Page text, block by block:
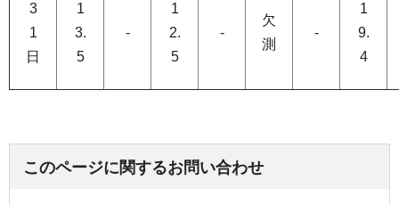
3
1
日
1
3.
5
-
1
2.
5
-
欠
測
-
1
9.
4
このページに関するお問い合わせ